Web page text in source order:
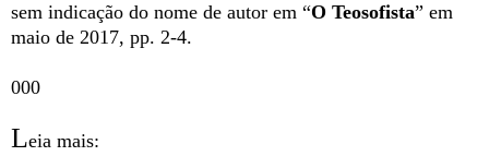
sem indicação do nome de autor em “O Teosofista” em
maio de 2017, pp. 2-4.
000
Leia mais: